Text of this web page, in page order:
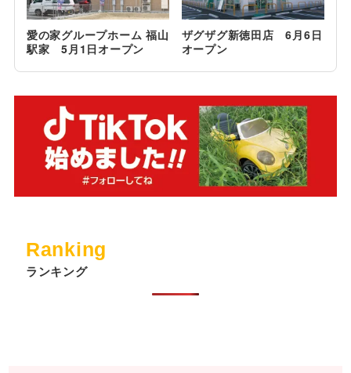
愛の家グループホーム 福山
駅家 5月1日オープン
ザグザグ新徳田店 6月6日
オープン
Ranking
ランキング